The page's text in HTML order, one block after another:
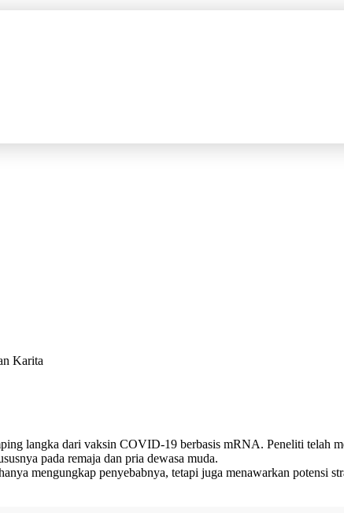
Karita
langka dari vaksin COVID-19 berbasis mRNA. Peneliti telah
pada remaja dan pria dewasa muda.
mengungkap penyebabnya, tetapi juga menawarkan potensi